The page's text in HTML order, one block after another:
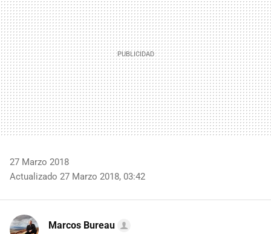
27 Marzo 2018
Actualizado 27 Marzo 2018, 03:42
Marcos Bureau